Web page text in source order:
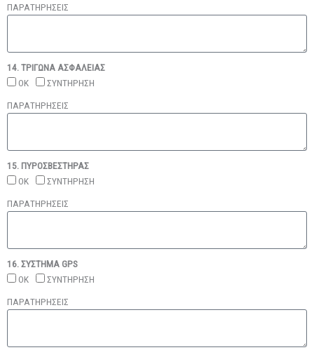
ΠΑΡΑΤΗΡΗΣΕΙΣ
14. ΤΡΙΓΩΝΑ ΑΣΦΑΛΕΙΑΣ
ΟΚ
ΣΥΝΤΗΡΗΣΗ
ΠΑΡΑΤΗΡΗΣΕΙΣ
15. ΠΥΡΟΣΒΕΣΤΗΡΑΣ
ΟΚ
ΣΥΝΤΗΡΗΣΗ
ΠΑΡΑΤΗΡΗΣΕΙΣ
16. ΣΥΣΤΗΜΑ GPS
ΟΚ
ΣΥΝΤΗΡΗΣΗ
ΠΑΡΑΤΗΡΗΣΕΙΣ